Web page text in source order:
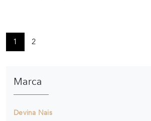
1 2
Marca
Devina Nais